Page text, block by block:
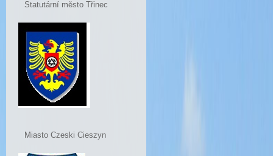
Statutární město Třinec
Miasto Czeski Cieszyn